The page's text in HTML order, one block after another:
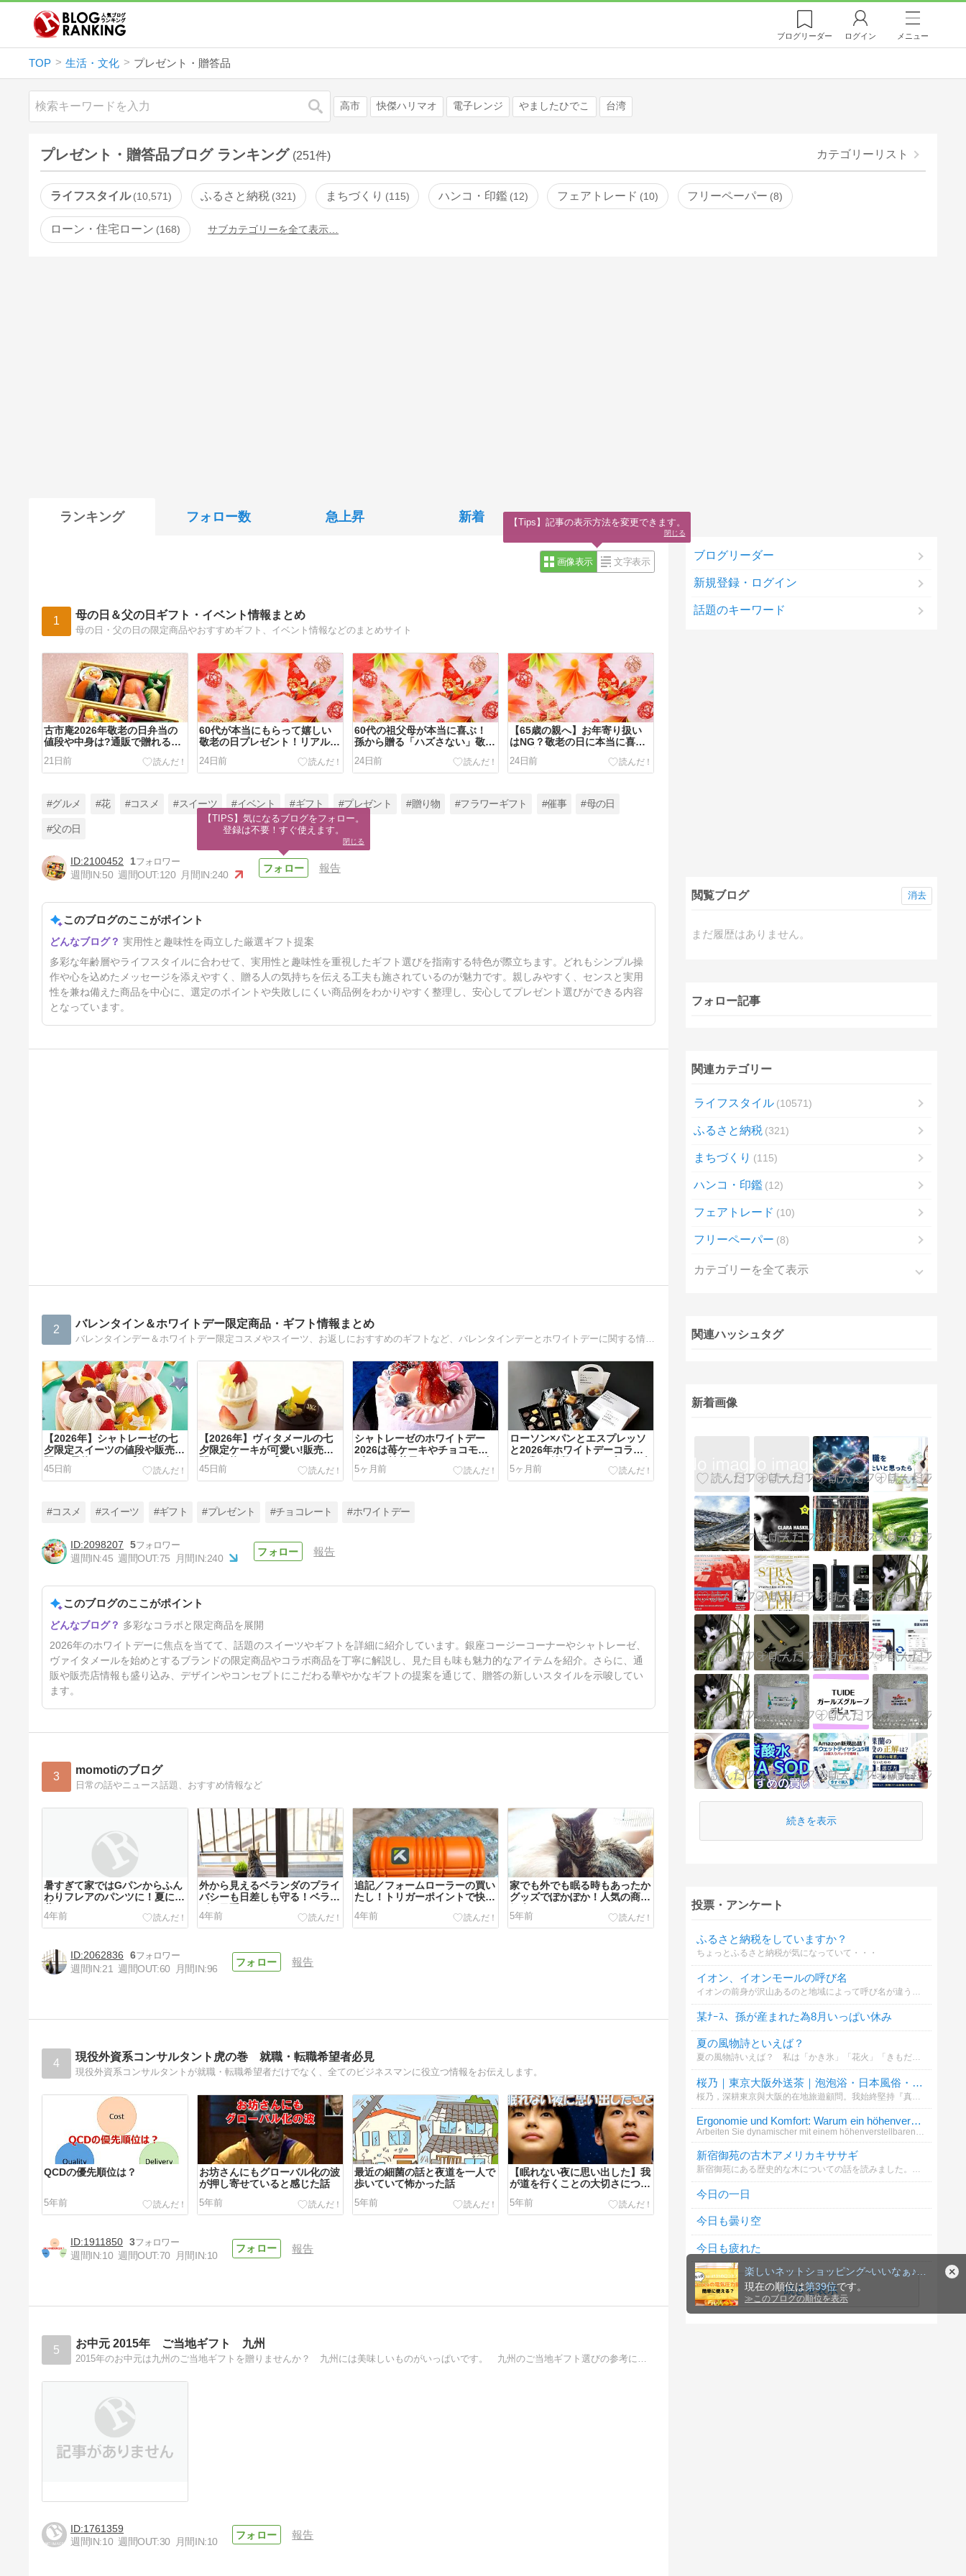
楽しいネットショッピング~いいなぁ♪と思ったものをご紹介~
現在の順位は第39位です。
≫ このブログの順位を表示
ブログリーダー ログイン メニュー
TOP 生活・文化 プレゼント・贈答品
検索 高市 快傑ハリマオ 電子レンジ やましたひでこ 台湾
プレゼント・贈答品ブログ ランキング (251件) カテゴリーリスト
ライフスタイル 10,571 ふるさと納税 321 まちづくり 115 ハンコ・印鑑 12 フェアトレード 10 フリーペーパー 8
ローン・住宅ローン 168 サブカテゴリーを全て表示…
ランキング フォロー数 急上昇 新着
画像表示 文字表示
1 母の日＆父の日ギフト・イベント情報まとめ
母の日・父の日の限定商品やおすすめギフト、イベント情報などのまとめサイト
古市庵2026年敬老の日弁当の
値段や中身は?通販で贈れる寿
21日前
60代が本当にもらって嬉しい
敬老の日プレゼント！リアルに
24日前
60代の祖父母が本当に喜ぶ！
孫から贈る「ハズさない」敬老
24日前
【65歳の親へ】お年寄り扱い
はNG？敬老の日に本当に喜ば
24日前
【60歳の還暦祝い】敬老の日
のタイミングで贈る！本当に喜
#グルメ #花 #コスメ #スイーツ #イベント #ギフト #プレゼント #贈り物 #フラワーギフト #催事 #母の日
#父の日
2100452
1
週間IN:50 週間OUT:120 月間IN:240
報告
このブログのここがポイント
実用性と趣味性を両立した厳選ギフト提案
多彩な年齢層やライフスタイルに合わせて、実用性と趣味性を重視したギフト選びを指南する特色が際立ちます。どれもシンプル操
作や心を込めたメッセージを添えやすく、贈る人の気持ちを伝える工夫も施されているのが魅力です。親しみやすく、センスと実用
性を兼ね備えた商品を中心に、選定のポイントや失敗しにくい商品例をわかりやすく整理し、安心してプレゼント選びができる内容
となっています。
2 バレンタイン＆ホワイトデー限定商品・ギフト情報まとめ
【2026年】シャトレーゼの七
夕限定スイーツの値段や販売期
間は?予約できる?【サマーバ
レンタイン】
45日前
【2026年】ヴィタメールの七
夕限定ケーキが可愛い!販売期
間や価格まとめ【サマーバレン
タイン】
45日前
シャトレーゼのホワイトデー
2026は苺ケーキやチョコモン
ブラン!焼菓子やマカロンのギ
フトも!
5ヶ月前
ローソン×パンとエスプレッソ
と2026年ホワイトデーコラボ
の種類や値段は?モロゾフやダ
ロワイヨも!
5ヶ月前
ンド2026年ホワイトデーお菓
子の種類や値段まとめ!
5ヶ月前
#コスメ #スイーツ #ギフト #プレゼント #チョコレート #ホワイトデー
2098207
5
週間IN:45 週間OUT:75 月間IN:240
報告
このブログのここがポイント
多彩なコラボと限定商品を展開
2026年のホワイトデーに焦点を当てて、話題のスイーツやギフトを詳細に紹介しています。銀座コージーコーナーやシャトレーゼ、
ヴァイタメールを始めとするブランドの限定商品やコラボ商品を丁寧に解説し、見た目も味も魅力的なアイテムを紹介。さらに、通
販や販売店情報も盛り込み、デザインやコンセプトにこだわる華やかなギフトの提案を通じて、贈答の新しいスタイルを示唆してい
ます。
3 momotiのブログ
日常の話やニュース話題、おすすめ情報など
暑すぎて家ではGパンからふん
わりフレアのパンツに！夏にお
薦め
4年前
外から見えるベランダのプライ
バシーも日差しも守る！ベラン
ダの目隠しご紹介
4年前
追記／フォームローラーの買い
たし！トリガーポイントで快適
4年前
家でも外でも眠る時もあったか
グッズでぽかぽか！人気の商品
紹介
5年前
め
2062836
6
週間IN:21 週間OUT:60 月間IN:96
報告
4 現役外資系コンサルタント虎の巻 就職・転職希望者必見
現役外資系コンサルタントが就職・転職希望者だけでなく、全てのビジネスマンに役立つ情報をお伝えします。
QCDの優先順位は？
5年前
お坊さんにもグローバル化の波
が押し寄せていると感じた話
5年前
最近の細菌の話と夜道を一人で
歩いていて怖かった話
5年前
【眠れない夜に思い出した】我
が道を行くことの大切さについ
5年前
1911850 3
週間IN:10 週間OUT:70 月間IN:10
報告
5 お中元 2015年 ご当地ギフト 九州
2015年のお中元は九州のご当地ギフトを贈りませんか？ 九州には美味しいものがいっぱいです。 九州のご当地ギフト選びの参考になさって下さい。
1761359
週間IN:10 週間OUT:30 月間IN:10
報告
ブログリーダー
新規登録・ログイン
話題のキーワード
閲覧ブログ
まだ履歴はありません。
消去
フォロー記事
関連カテゴリー
ライフスタイル 10571
ふるさと納税 321
まちづくり 115
ハンコ・印鑑 12
フェアトレード 10
フリーペーパー 8
カテゴリーを全て表示
関連ハッシュタグ
新着画像
続きを表示
投票・アンケート
ふるさと納税をしていますか？
ちょっとふるさと納税が気になっていて・・・
イオン、イオンモールの呼び名
イオンの前身が沢山あるのと地域によって呼び名が違うことを知ったのでお聞きしたいです。記入漏れがあったらすみません(*_ _)՞՞この中にない場合はその他へお願い致します
某ﾅｰｽ、孫が産まれた為8月いっぱい休み
夏の風物詩といえば？
夏の風物詩いえば？ 私は「かき氷」「花火」「きもだめし」といったところです (^_^)v
桜乃｜東京大阪外送茶｜泡泡浴・日本風俗・上門服務LINE ID：3sk6 Tg： @Saku62 G
Ergonomie und Komfort: Warum ein höhenverstellbare
Arbeiten Sie dynamischer mit einem höhenverstellbaren Schreibtisch. Bewegung im Alltag wird unterstützt und Sicherheit g
新宿御苑の古木アメリカキササギ
新宿御苑にある歴史的な木についての話を読みました。あなたはこの木の魅力をどう感じますか？
今日の一日
今日も曇り空
今日も疲れた
続きを表示
【TIPS】気になるブログをフォロー。
登録は不要！すぐ使えます。
閉じる
【Tips】記事の表示方法を変更できます。
閉じる